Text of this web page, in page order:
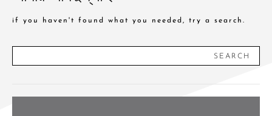
if you haven't found what you needed, try a search.
SEARCH